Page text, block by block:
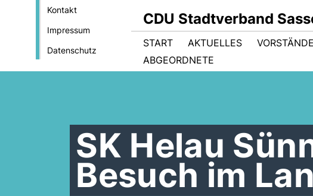
Kontakt
Impressum
Datenschutz
CDU Stadtverband
START AKTUELLES VORSTÄNDE
ABGEORDNETE
SK Helau
Besuch im